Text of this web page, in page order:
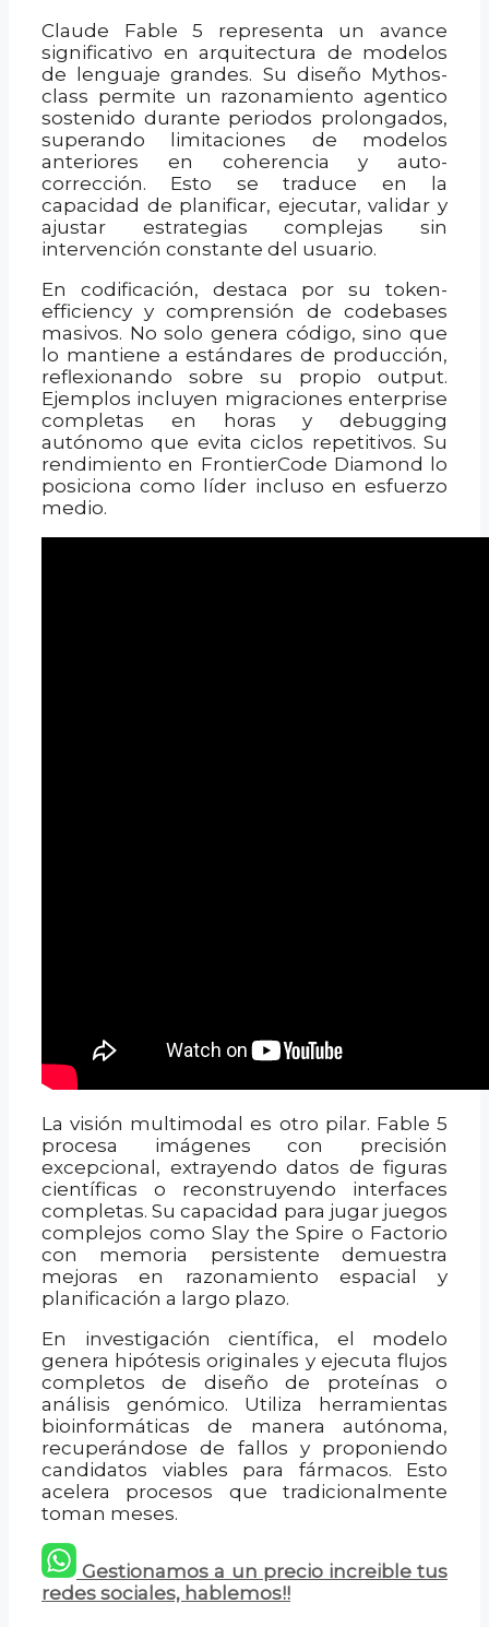
Claude Fable 5 representa un avance
significativo en arquitectura de modelos
de lenguaje grandes. Su diseño Mythos-
class permite un razonamiento agentico
sostenido durante periodos prolongados,
superando limitaciones de modelos
anteriores en coherencia y auto-
corrección. Esto se traduce en la
capacidad de planificar, ejecutar, validar y
ajustar estrategias complejas sin
intervención constante del usuario.
En codificación, destaca por su token-
efficiency y comprensión de codebases
masivos. No solo genera código, sino que
lo mantiene a estándares de producción,
reflexionando sobre su propio output.
Ejemplos incluyen migraciones enterprise
completas en horas y debugging
autónomo que evita ciclos repetitivos. Su
rendimiento en FrontierCode Diamond lo
posiciona como líder incluso en esfuerzo
medio.
La visión multimodal es otro pilar. Fable 5
procesa imágenes con precisión
excepcional, extrayendo datos de figuras
científicas o reconstruyendo interfaces
completas. Su capacidad para jugar juegos
complejos como Slay the Spire o Factorio
con memoria persistente demuestra
mejoras en razonamiento espacial y
planificación a largo plazo.
En investigación científica, el modelo
genera hipótesis originales y ejecuta flujos
completos de diseño de proteínas o
análisis genómico. Utiliza herramientas
bioinformáticas de manera autónoma,
recuperándose de fallos y proponiendo
candidatos viables para fármacos. Esto
acelera procesos que tradicionalmente
toman meses.
Gestionamos a un precio increible tus
redes sociales, hablemos!!